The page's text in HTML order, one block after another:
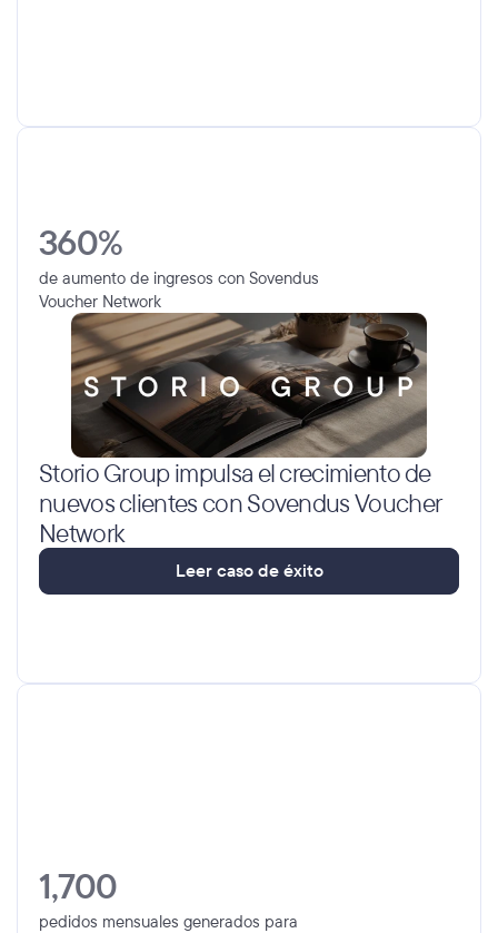
360%
de aumento de ingresos con Sovendus
Voucher Network
Storio Group impulsa el crecimiento de
nuevos clientes con Sovendus Voucher
Network
Leer caso de éxito
1,700
pedidos mensuales generados para